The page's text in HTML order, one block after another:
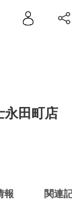
田町店
報 関連